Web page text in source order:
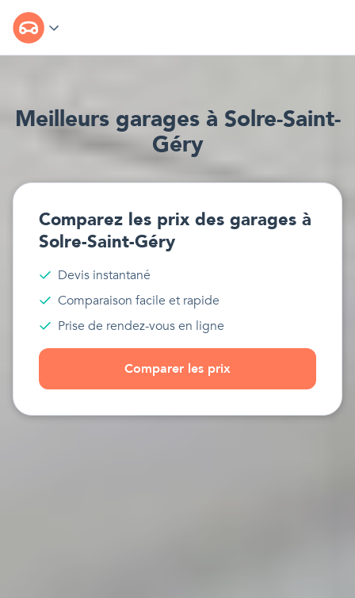
Meilleurs garagesà Solre-Saint-
Géry
Comparez les prix des garages à
Solre-Saint-Géry
Devis instantané
Comparaison facile et rapide
Prise de rendez-vous en ligne
Comparer les prix